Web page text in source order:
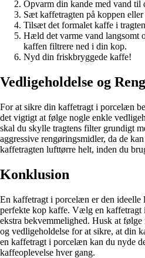
Opvarm din kande med vand til
Sæt kaffetragten på koppen eller
Tilsæt det formalet kaffe i
Hæld det varme vand langsomt
kaffen filtrere ned i din kop.
Nyd din friskbryggede kaffe!
Vedligeholdelse og
For at sikre din kaffetragt i porcelæn
det vigtigt at følge nogle enkle
skal du skylle tragtens filter grundigt
aggressive rengøringsmidler, da de
kaffetragten lufttørre helt, inden du
Konklusion
En kaffetragt i porcelæn er den ideelle
perfekte kop kaffe. Vælg en
ekstra bekvemmelighed. Husk at
og vedligeholdelse for at sikre, at din
en kaffetragt i porcelæn kan du nyde
kaffeoplevelse hver gang.